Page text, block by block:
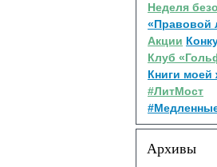
Неделя
«Правовой
Акции
Клуб
Книги моей
#ЛитМост
Архивы